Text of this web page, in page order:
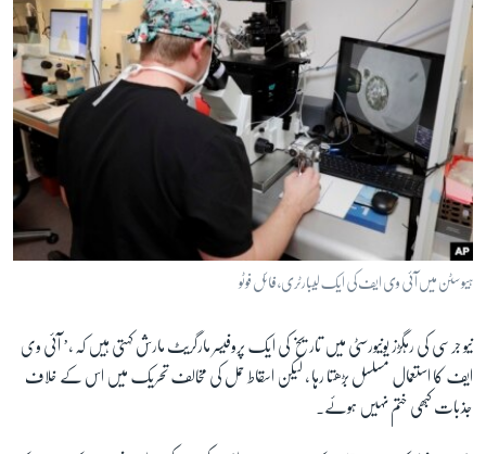
ہیوسٹن میں آئی وی ایف کی ایک لیبارٹری، فائل فوٹو
نیو جرسی کی رہگڑز یونیورسٹی میں تاریخ کی ایک پروفیسر مارگریٹ مارش کہتی ہیں کہ ،’ آئی وی
ایف کا استعمال مسلسل بڑھتا رہا ، لیکن اسقاط حمل کی مخالف تحریک میں اس کے خلاف
جذبات کبھی ختم نہیں ہوئے۔